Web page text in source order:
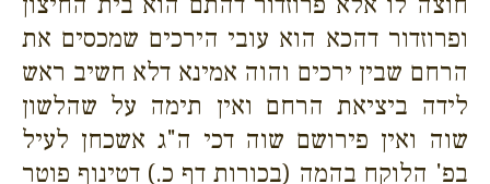
ופרוזדור דהכא הוא עובי הירכים שמכסים את
הרחם שבין ירכים והוה אמינא דלא חשיב ראש
לידה ביציאת הרחם ואין תימה על שהלשון
שוה ואין פירושם שוה דכי ה"ג אשכחן לעיל
בפ' הלוקח בהמה (בכורות דף כ.) דטינוף פוטר